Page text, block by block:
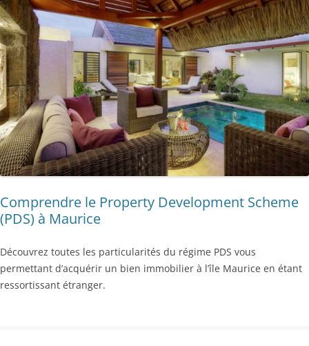
Comprendre le Property Development Scheme
(PDS) à Maurice
Découvrez toutes les particularités du régime PDS vous
permettant d’acquérir un bien immobilier à l’île Maurice en étant
ressortissant étranger.